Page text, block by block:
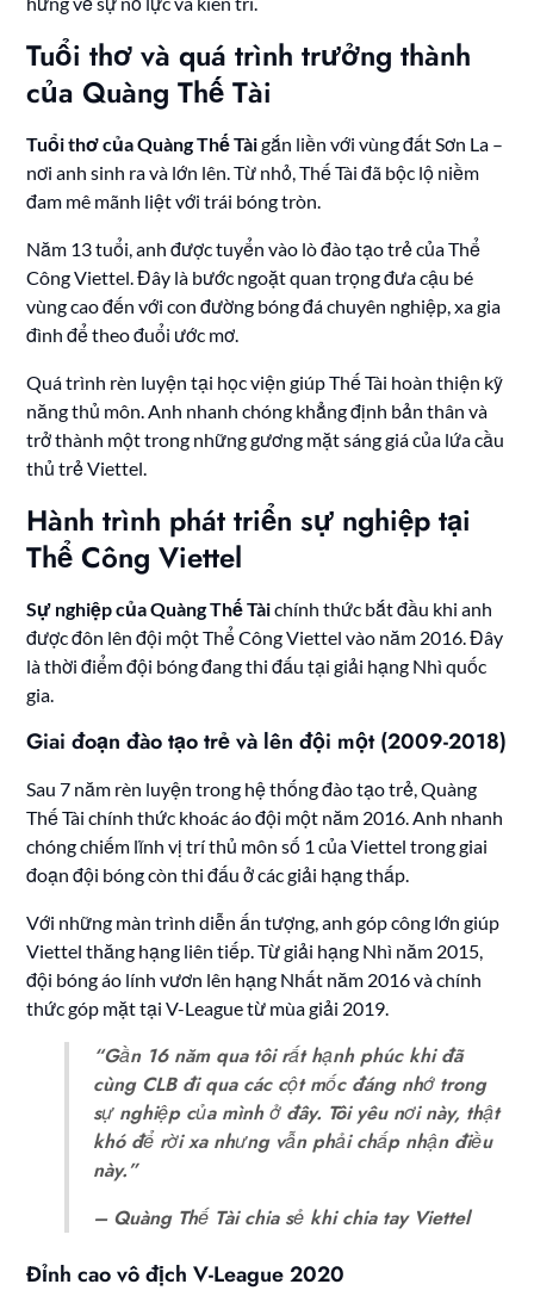
Tuổi thơ và quá trình trưởng thành
của Quàng Thế Tài
Tuổi thơ của Quàng Thế Tàigắn liền với vùng đất Sơn La –
nơi anh sinh ra và lớn lên. Từ nhỏ, Thế Tài đã bộc lộ niềm
đam mê mãnh liệt với trái bóng tròn.
Năm 13 tuổi, anh được tuyển vào lò đào tạo trẻ của Thể
Công Viettel. Đây là bước ngoặt quan trọng đưa cậu bé
vùng cao đến với con đường bóng đá chuyên nghiệp, xa gia
đình để theo đuổi ước mơ.
Quá trình rèn luyện tại học viện giúp Thế Tài hoàn thiện kỹ
năng thủ môn. Anh nhanh chóng khẳng định bản thân và
trở thành một trong những gương mặt sáng giá của lứa cầu
thủ trẻ Viettel.
Hành trình phát triển sự nghiệp tại
Thể Công Viettel
Sự nghiệp của Quàng Thế Tàichính thức bắt đầu khi anh
được đôn lên đội một Thể Công Viettel vào năm 2016. Đây
là thời điểm đội bóng đang thi đấu tại giải hạng Nhì quốc
gia.
Giai đoạn đào tạo trẻ và lên đội một (2009-2018)
Sau 7 năm rèn luyện trong hệ thống đào tạo trẻ, Quàng
Thế Tài chính thức khoác áo đội một năm 2016. Anh nhanh
chóng chiếm lĩnh vị trí thủ môn số 1 của Viettel trong giai
đoạn đội bóng còn thi đấu ở các giải hạng thấp.
Với những màn trình diễn ấn tượng, anh góp công lớn giúp
Viettel thăng hạng liên tiếp. Từ giải hạng Nhì năm 2015,
đội bóng áo lính vươn lên hạng Nhất năm 2016 và chính
thức góp mặt tại V-League từ mùa giải 2019.
“Gần 16 năm qua tôi rất hạnh phúc khi đã
cùng CLB đi qua các cột mốc đáng nhớ trong
sự nghiệp của mình ở đây. Tôi yêu nơi này, thật
khó để rời xa nhưng vẫn phải chấp nhận điều
này.”
– Quàng Thế Tài chia sẻ khi chia tay Viettel
Đỉnh cao vô địch V-League 2020